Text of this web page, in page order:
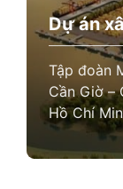
Dự án
chuyển
Tập đoàn
Cần Giờ –
Hồ Chí
vốn được